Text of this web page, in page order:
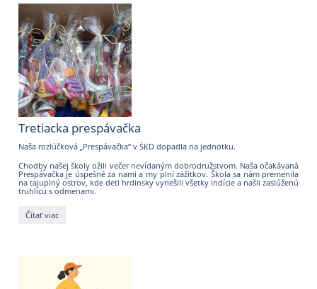
školského
roka:
Tretiacka prespávačka
Naša rozlúčková „Prespávačka“ v ŠKD dopadla na jednotku.
Chodby našej školy ožili večer nevídaným dobrodružstvom. Naša očakávaná
Prespávačka je úspešné za nami a my plní zážitkov. Škola sa nám premenila
na tajuplný ostrov, kde deti hrdinsky vyriešili všetky indície a našli zaslúženú
truhlicu s odmenami.
Tretiacka
Čítať viac